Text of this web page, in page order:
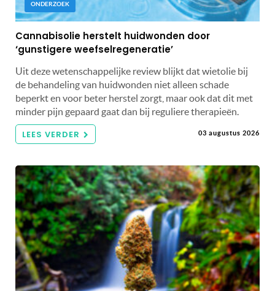
ONDERZOEK
Cannabisolie herstelt huidwonden door
‘gunstigere weefselregeneratie’
Uit deze wetenschappelijke review blijkt dat wietolie bij
de behandeling van huidwonden niet alleen schade
beperkt en voor beter herstel zorgt, maar ook dat dit met
minder pijn gepaard gaat dan bij reguliere therapieën.
LEES VERDER 03 augustus 2026